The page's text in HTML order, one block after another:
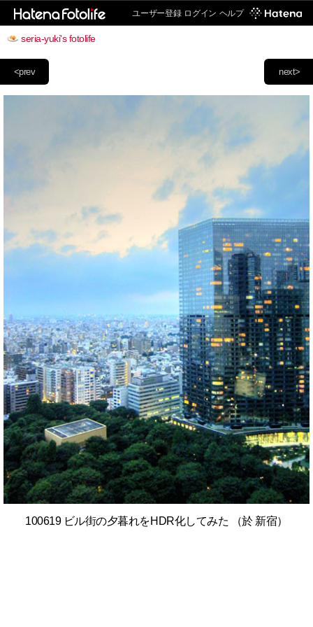
ユーザー登録 ログイン ヘルプ
seria-yuki's fotolife
next>
<prev
100619 ビル街の夕暮れをHDR化してみた （於 新宿）